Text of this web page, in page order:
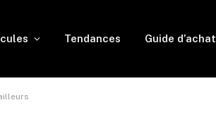
Tendances Guide d’achat